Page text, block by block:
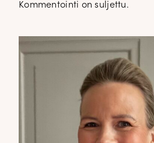
Kommentointi on suljettu.